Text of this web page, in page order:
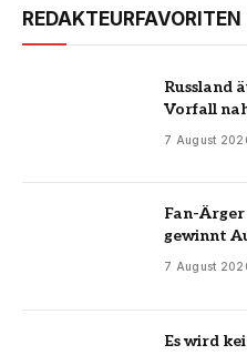
REDAKTEURFAVORITEN
Russland
Vorfall
7 August
Fan-
gewinnt
7 August
Es wird